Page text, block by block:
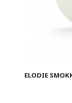
ELODIE